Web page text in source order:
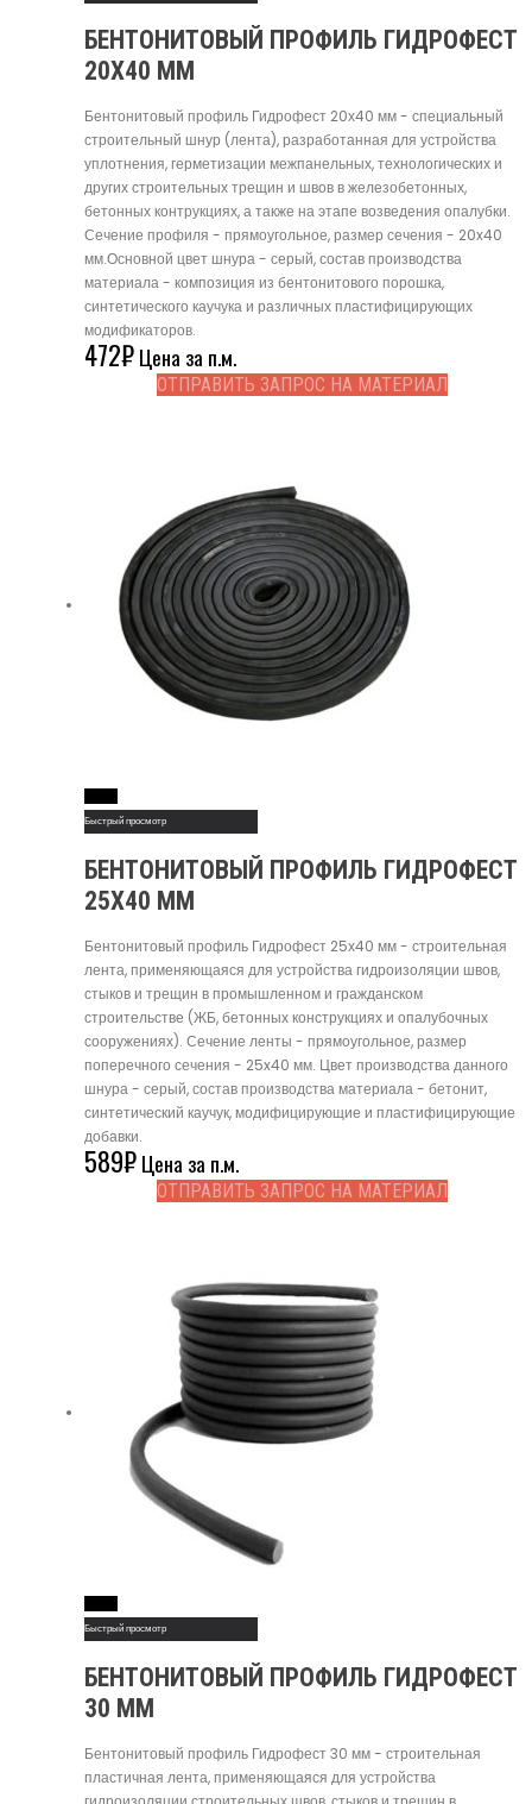
БЕНТОНИТОВЫЙ ПРОФИЛЬ ГИДРОФЕСТ
20Х40 ММ
Бентонитовый профиль Гидрофест 20х40 мм - специальный
строительный шнур (лента), разработанная для устройства
уплотнения, герметизации межпанельных, технологических и
других строительных трещин и швов в железобетонных,
бетонных контрукциях, а также на этапе возведения опалубки.
Сечение профиля - прямоугольное, размер сечения - 20x40
мм.Основной цвет шнура - серый, состав производства
материала - композиция из бентонитового порошка,
синтетического каучука и различных пластифицирующих
модификаторов.
472₽Цена за п.м.
ОТПРАВИТЬ ЗАПРОС НА МАТЕРИАЛ
Быстрый просмотр
БЕНТОНИТОВЫЙ ПРОФИЛЬ ГИДРОФЕСТ
25Х40 ММ
Бентонитовый профиль Гидрофест 25х40 мм - строительная
лента, применяющаяся для устройства гидроизоляции швов,
стыков и трещин в промышленном и гражданском
строительстве (ЖБ, бетонных конструкциях и опалубочных
сооружениях). Сечение ленты - прямоугольное, размер
поперечного сечения - 25x40 мм. Цвет производства данного
шнура - серый, состав производства материала - бетонит,
синтетический каучук, модифицирующие и пластифицирующие
добавки.
589₽Цена за п.м.
ОТПРАВИТЬ ЗАПРОС НА МАТЕРИАЛ
Быстрый просмотр
БЕНТОНИТОВЫЙ ПРОФИЛЬ ГИДРОФЕСТ
30 ММ
Бентонитовый профиль Гидрофест 30 мм - строительная
пластичная лента, применяющаяся для устройства